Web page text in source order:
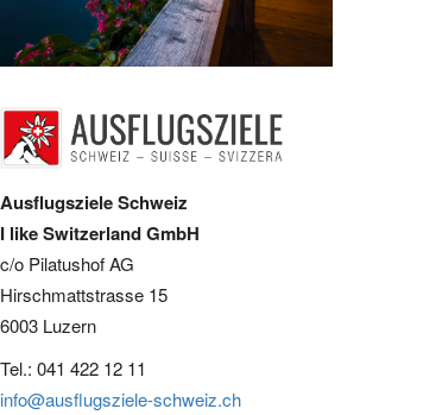
Ausflugsziele Schweiz
I like Switzerland GmbH
c/o Pilatushof AG
Hirschmattstrasse 15
6003 Luzern
Tel.: 041 422 12 11
info@ausflugsziele-schweiz.ch